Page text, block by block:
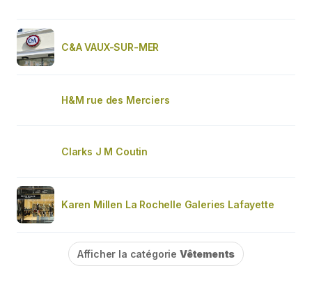
C&A VAUX-SUR-MER
H&M rue des Merciers
Clarks J M Coutin
Karen Millen La Rochelle Galeries Lafayette
Afficher la catégorie Vêtements